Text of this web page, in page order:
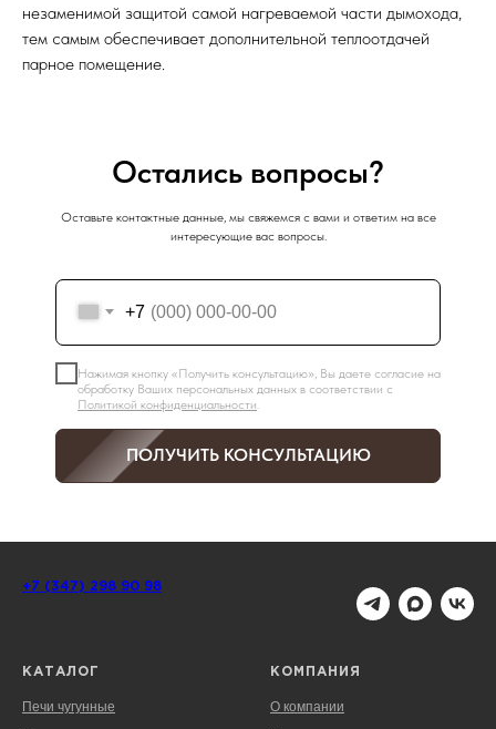
незаменимой защитой самой нагреваемой части дымохода,
тем самым обеспечивает дополнительной теплоотдачей
парное помещение.
Остались вопросы?
Оставьте контактные данные, мы свяжемся с вами и ответим на все
интересующие вас вопросы.
+7
Нажимая кнопку «Получить консультацию», Вы даете согласие на
обработку Ваших персональных данных в соответствии с
Политикой конфиденциальности
ПОЛУЧИТЬ КОНСУЛЬТАЦИЮ
+7 (347) 298 90 98
КАТАЛОГ
Печи чугунные
КОМПАНИЯ
О компании